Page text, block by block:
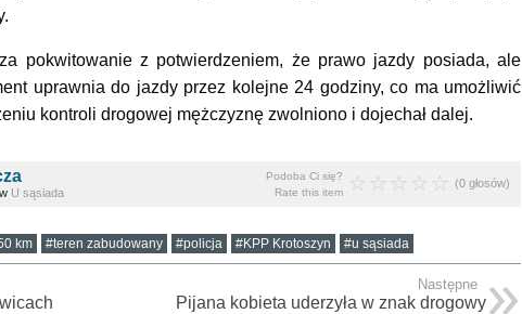
pokwitowanie z potwierdzeniem, że prawo jazdy posiada, ale
uprawnia do jazdy przez kolejne 24 godziny, co ma umożliwić
kontroli drogowej mężczyznę zwolniono i dojechał dalej.
U sąsiada
Podoba Ci się?
Rate this item
(0 głosów)
km #teren zabudowany #policja #KPP Krotoszyn #u sąsiada
Następne
Pijana kobieta uderzyła w znak drogowy